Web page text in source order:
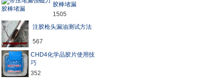
胶棒堵漏
1505
注胶枪头漏油测试方法
567
CHD4化学品胶片使用技
巧
352